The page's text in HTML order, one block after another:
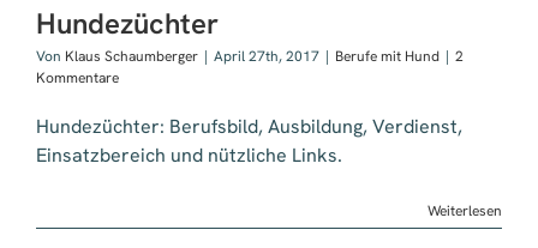
Hundezüchter
Von Klaus Schaumberger | April 27th, 2017 | Berufe mit Hund | 2
Kommentare
Hundezüchter: Berufsbild, Ausbildung, Verdienst,
Einsatzbereich und nützliche Links.
Weiterlesen